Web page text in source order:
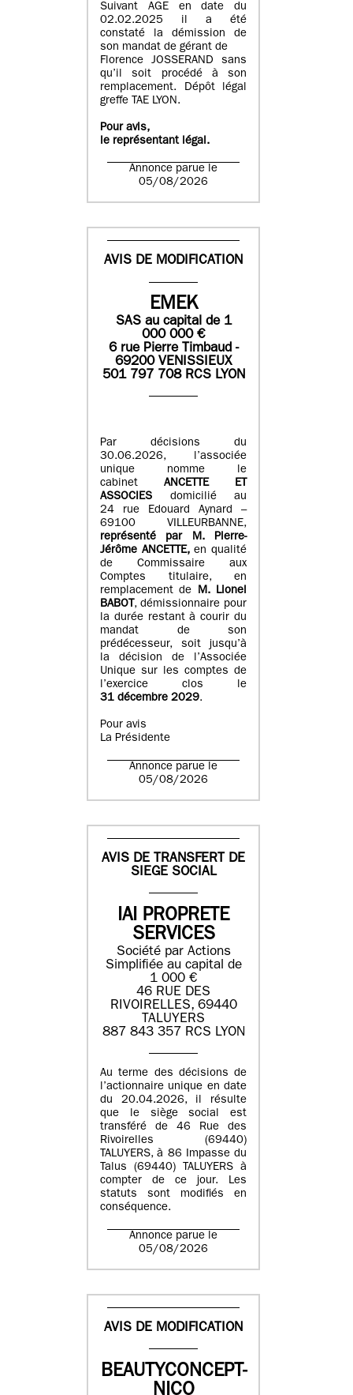
Suivant AGE en date du
02.02.2025 il a été
constaté la démission de
son mandat de gérant de
Florence JOSSERAND sans
qu’il soit procédé à son
remplacement. Dépôt légal
greffe TAE LYON.
Pour avis,
le représentant légal.
Annonce parue le
05/08/2026
AVIS DE MODIFICATION
EMEK
SASau capital de 1
000 000€
6 rue Pierre Timbaud -
69200 VENISSIEUX
501 797 708 RCS LYON
Par décisions du
30.06.2026, l’associée
unique nomme le
cabinet ANCETTE ET
ASSOCIES
domicilié au
24 rue Edouard Aynard –
69100 VILLEURBANNE,
représenté par M.Pierre-
Jérôme ANCETTE, en qualité
de Commissaire aux
Comptes titulaire, en
remplacement de M.Lionel
BABOT , démissionnaire pour
la durée restant à courir du
mandat de son
prédécesseur, soit jusqu’à
la décision de l’Associée
Unique sur les comptes de
l’exercice clos le
31 décembre 2029.
Pour avis
La Présidente
Annonce parue le
05/08/2026
AVIS DE TRANSFERT DE
SIEGE SOCIAL
IAI PROPRETE
SERVICES
Société par Actions
Simplifiée au capital de
1 000 €
46 RUE DES
RIVOIRELLES, 69440
TALUYERS
887 843 357 RCS LYON
Au terme des décisions de
l’actionnaire unique en date
du 20.04.2026, il résulte
que le siège social est
transféré de 46 Rue des
Rivoirelles (69440)
TALUYERS, à 86 Impasse du
Talus (69440) TALUYERS à
compter de ce jour. Les
statuts sont modifiés en
conséquence.
Annonce parue le
05/08/2026
AVIS DE MODIFICATION
BEAUTYCONCEPT-